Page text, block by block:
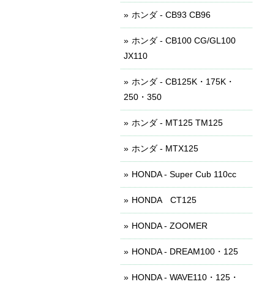
ホンダ - CB93 CB96
ホンダ - CB100 CG/GL100
JX110
ホンダ - CB125K・175K・
250・350
ホンダ - MT125 TM125
ホンダ - MTX125
HONDA - Super Cub 110cc
HONDA CT125
HONDA - ZOOMER
HONDA - DREAM100・125
HONDA - WAVE110・125・